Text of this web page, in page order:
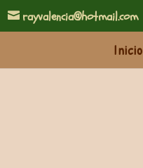
rayvalencia@hotmail.com
Inicio